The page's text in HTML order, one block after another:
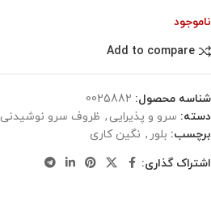
ناموجود
Add to compare
شناسه محصول: 0025882
دسته: سرو و پذیرایی , ظروف سرو نوشیدنی
برچسب: بلور , نگین کاری
اشتراک گذاری: